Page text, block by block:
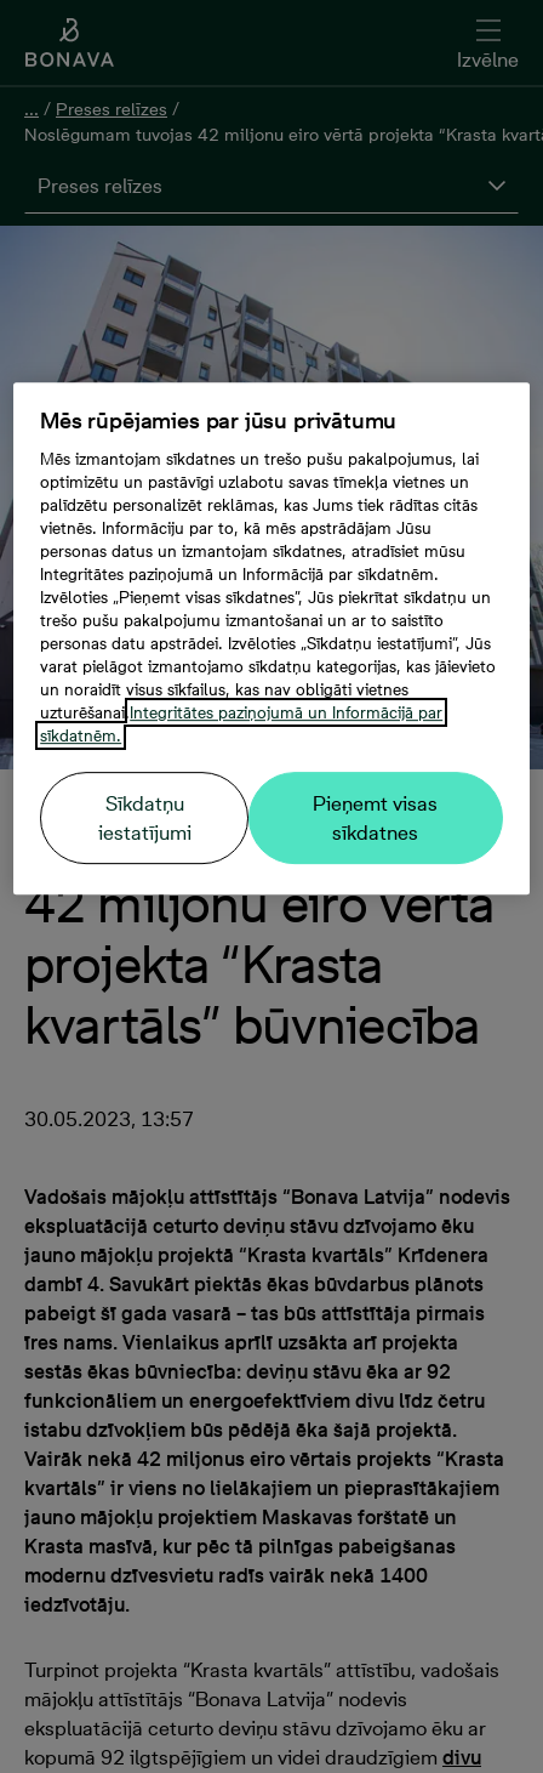
Izvēlne
... / Preses relīzes /
Noslēgumam tuvojas 42 miljonu eiro vērtā projekta “Krasta
Preses relīzes
Noslēgumam tuvojas
42 miljonu eiro vērtā
projekta “Krasta
kvartāls” būvniecība
30.05.2023, 13:57
Vadošais mājokļu attīstītājs “Bonava Latvija” nodevis
ekspluatācijā ceturto deviņu stāvu dzīvojamo ēku
jauno mājokļu projektā “Krasta kvartāls” Krīdenera
dambī 4. Savukārt piektās ēkas būvdarbus plānots
pabeigt šī gada vasarā – tas būs attīstītāja pirmais
īres nams. Vienlaikus aprīlī uzsākta arī projekta
sestās ēkas būvniecība: deviņu stāvu ēka ar 92
funkcionāliem un energoefektīviem divu līdz četru
istabu dzīvokļiem būs pēdējā ēka šajā projektā.
Vairāk nekā 42 miljonus eiro vērtais projekts “Krasta
kvartāls” ir viens no lielākajiem un pieprasītākajiem
jauno mājokļu projektiem Maskavas forštatē un
Krasta masīvā, kur pēc tā pilnīgas pabeigšanas
modernu dzīvesvietu radīs vairāk nekā 1400
iedzīvotāju.
Turpinot projekta “Krasta kvartāls” attīstību, vadošais
mājokļu attīstītājs “Bonava Latvija” nodevis
ekspluatācijā ceturto deviņu stāvu dzīvojamo ēku ar
kopumā 92 ilgtspējīgiem un videi draudzīgiem divu
Mēs rūpējamies par jūsu privātumu
Mēs izmantojam sīkdatnes un trešo pušu pakalpojumus, lai
optimizētu un pastāvīgi uzlabotu savas tīmekļa vietnes un
palīdzētu personalizēt reklāmas, kas Jums tiek rādītas citās
vietnēs. Informāciju par to, kā mēs apstrādājam Jūsu
personas datus un izmantojam sīkdatnes, atradīsiet mūsu
Integritātes paziņojumā un Informācijā par sīkdatnēm.
Izvēloties „Pieņemt visas sīkdatnes”, Jūs piekrītat sīkdatņu un
trešo pušu pakalpojumu izmantošanai un ar to saistīto
personas datu apstrādei. Izvēloties „Sīkdatņu iestatījumi”, Jūs
varat pielāgot izmantojamo sīkdatņu kategorijas, kas jāievieto
un noraidīt visus sīkfailus, kas nav obligāti vietnes
uzturēšanai.Integritātes paziņojumā un Informācijā par
sīkdatnēm.
Sīkdatņu
iestatījumi
Pieņemt visas
sīkdatnes